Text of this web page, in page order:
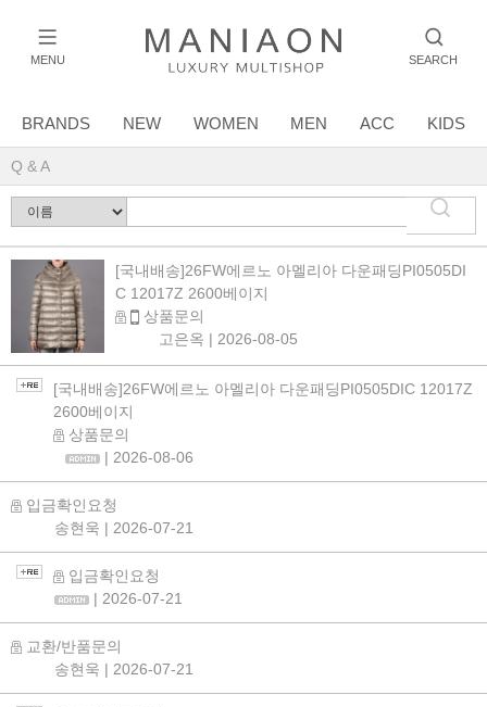
MENU SEARCH
BRANDS NEW WOMEN MEN ACC KIDS
Q & A
[국내배송]26FW에르노 아멜리아 다운패딩PI0505DI
C 12017Z 2600베이지
상품문의
고은옥 | 2026-08-05
[국내배송]26FW에르노 아멜리아 다운패딩PI0505DIC 12017Z
2600베이지
상품문의
| 2026-08-06
입금확인요청
송현욱 | 2026-07-21
입금확인요청
| 2026-07-21
교환/반품문의
송현욱 | 2026-07-21